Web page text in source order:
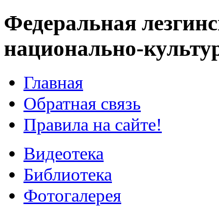
Федеральная
национально-
Главная
Обратная связь
Правила на сайте!
Видеотека
Библиотека
Фотогалерея